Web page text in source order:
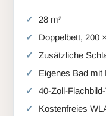
28 m²
Doppelbett, 200
Zusätzliche
Eigenes Bad mit
40-Zoll-
Kostenfreies